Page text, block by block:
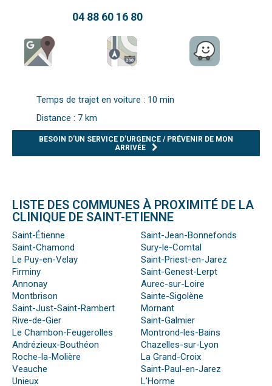
04 88 60 16 80
Temps de trajet en voiture : 10 min
Distance : 7 km
BESOIN D’UN SERVICE D’URGENCE / PRÉVENIR DE MON
ARRIVÉE
LISTE DES COMMUNES À PROXIMITÉ DE LA
CLINIQUE DE SAINT-ETIENNE
Saint-Étienne
Saint-Chamond
Le Puy-en-Velay
Firminy
Annonay
Montbrison
Saint-Just-Saint-Rambert
Rive-de-Gier
Le Chambon-Feugerolles
Andrézieux-Bouthéon
Roche-la-Molière
Veauche
Unieux
Saint-Jean-Bonnefonds
Sury-le-Comtal
Saint-Priest-en-Jarez
Saint-Genest-Lerpt
Aurec-sur-Loire
Sainte-Sigolène
Mornant
Saint-Galmier
Montrond-les-Bains
Chazelles-sur-Lyon
La Grand-Croix
Saint-Paul-en-Jarez
L’Horme